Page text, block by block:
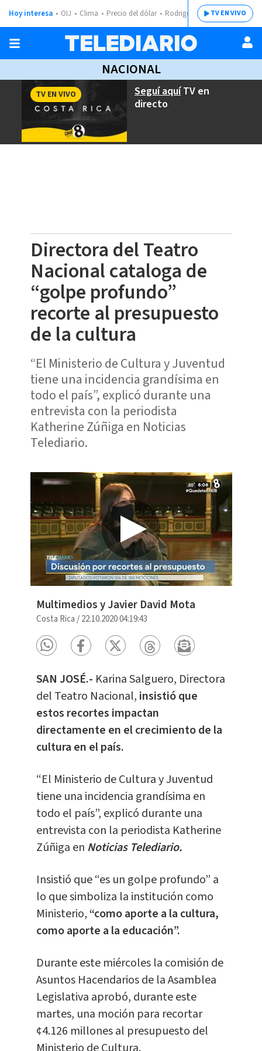
Hoy interesa OIJ Clima Precio del dólar Rodrigo ChavesTV EN VIVO
NACIONAL
Seguí aquíTV en
directo
TV EN VIVO
Directora del Teatro
Nacional cataloga de
“golpe profundo”
recorte al presupuesto
de la cultura
“El Ministerio de Cultura y Juventud
tiene una incidencia grandísima en
todo el país”, explicó durante una
entrevista con la periodista
Katherine Zúñiga en Noticias
Telediario.
Multimedios y Javier David Mota
Costa Rica /22.10.2020 04:19:43
SAN JOSÉ.- Karina Salguero, Directora
del Teatro Nacional, insistió que
estos recortes impactan
directamente en el crecimiento de la
cultura en el país.
“El Ministerio de Cultura y Juventud
tiene una incidencia grandísima en
todo el país”, explicó durante una
entrevista con la periodista Katherine
Zúñiga en Noticias Telediario.
Insistió que “es un golpe profundo” a
lo que simboliza la institución como
Ministerio,“como aporte a la cultura,
como aporte a la educación”.
Durante este miércoles la comisión de
Asuntos Hacendarios de la Asamblea
Legislativa aprobó, durante este
martes, una moción para recortar
¢4.126 millones al presupuesto del